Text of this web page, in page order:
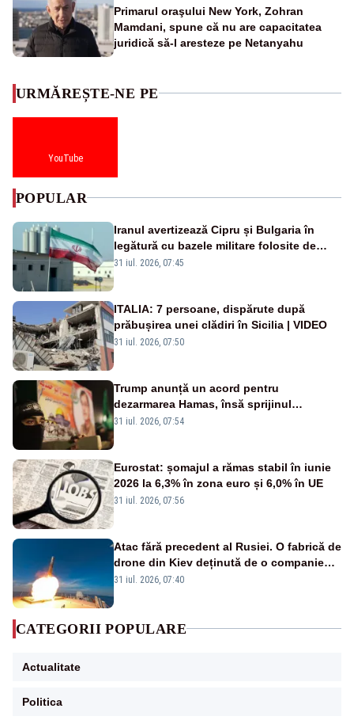
Primarul oraşului New York, Zohran
Mamdani, spune că nu are capacitatea
juridică să-l aresteze pe Netanyahu
URMĂREȘTE-NE PE
YouTube
POPULAR
Iranul avertizează Cipru și Bulgaria în
legătură cu bazele militare folosite de
SUA
31 iul. 2026, 07:45
ITALIA: 7 persoane, dispărute după
prăbușirea unei clădiri în Sicilia | VIDEO
31 iul. 2026, 07:50
Trump anunță un acord pentru
dezarmarea Hamas, însă sprijinul
Israelului rămâne incert
31 iul. 2026, 07:54
Eurostat: șomajul a rămas stabil în iunie
2026 la 6,3% în zona euro și 6,0% în UE
31 iul. 2026, 07:56
Atac fără precedent al Rusiei. O fabrică de
drone din Kiev deținută de o companie
americană, distrusă de o rachetă
31 iul. 2026, 07:40
CATEGORII POPULARE
Actualitate
Politica